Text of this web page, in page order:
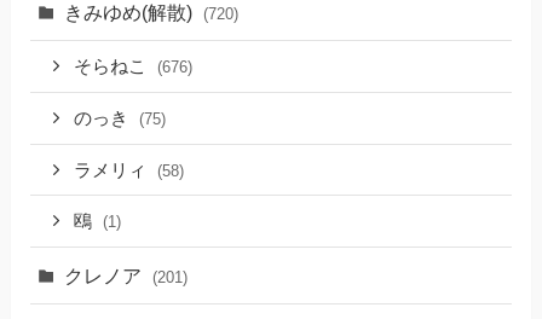
きみゆめ(解散) (720)
そらねこ (676)
のっき (75)
ラメリィ (58)
鴎 (1)
クレノア (201)